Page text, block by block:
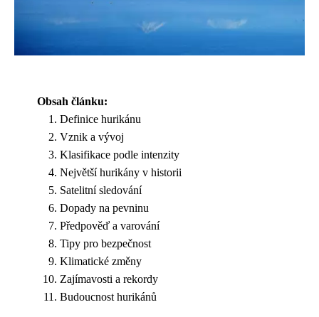
Obsah článku:
Definice hurikánu
Vznik a vývoj
Klasifikace podle intenzity
Největší hurikány v historii
Satelitní sledování
Dopady na pevninu
Předpověď a varování
Tipy pro bezpečnost
Klimatické změny
Zajímavosti a rekordy
Budoucnost hurikánů